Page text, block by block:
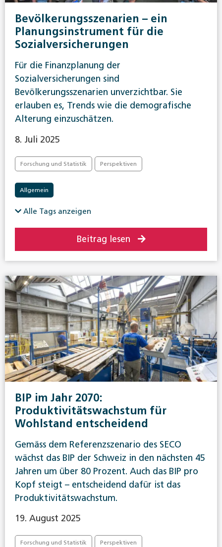
Bevölkerungsszenarien – ein
Planungsinstrument für die
Sozialversicherungen
Für die Finanzplanung der
Sozialversicherungen sind
Bevölkerungsszenarien unverzichtbar. Sie
erlauben es, Trends wie die demografische
Alterung einzuschätzen.
8. Juli 2025
Forschung und Statistik Perspektiven
Allgemein
Alle Tags anzeigen
Beitrag lesen
BIP im Jahr 2070:
Produktivitätswachstum für
Wohlstand entscheidend
Gemäss dem Referenzszenario des SECO
wächst das BIP der Schweiz in den nächsten 45
Jahren um über 80 Prozent. Auch das BIP pro
Kopf steigt – entscheidend dafür ist das
Produktivitätswachstum.
19. August 2025
Forschung und Statistik Perspektiven